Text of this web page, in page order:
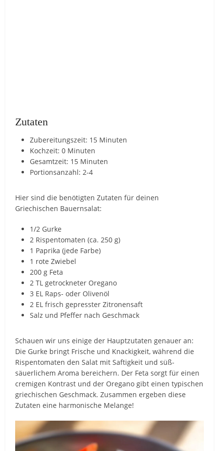
Zutaten
Zubereitungszeit: 15 Minuten
Kochzeit: 0 Minuten
Gesamtzeit: 15 Minuten
Portionsanzahl: 2-4
Hier sind die benötigten Zutaten für deinen
Griechischen Bauernsalat:
1/2 Gurke
2 Rispentomaten (ca. 250 g)
1 Paprika (jede Farbe)
1 rote Zwiebel
200 g Feta
2 TL getrockneter Oregano
3 EL Raps- oder Olivenöl
2 EL frisch gepresster Zitronensaft
Salz und Pfeffer nach Geschmack
Schauen wir uns einige der Hauptzutaten genauer an:
Die Gurke bringt Frische und Knackigkeit, während die
Rispentomaten den Salat mit Saftigkeit und süß-
säuerlichem Aroma bereichern. Der Feta sorgt für einen
cremigen Kontrast und der Oregano gibt einen typischen
griechischen Geschmack. Zusammen ergeben diese
Zutaten eine harmonische Melange!